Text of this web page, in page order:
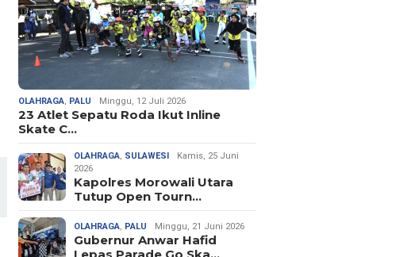
OLAHRAGA PALU Minggu, 12 Juli 2026
23 Atlet Sepatu Roda Ikut Inline
Skate C…
OLAHRAGA SULAWESI
Kamis, 25 Juni
2026
Kapolres Morowali Utara
Tutup Open Tourn…
OLAHRAGA PALU Minggu, 21 Juni 2026
Gubernur Anwar Hafid
Lepas Parade Go Ska…